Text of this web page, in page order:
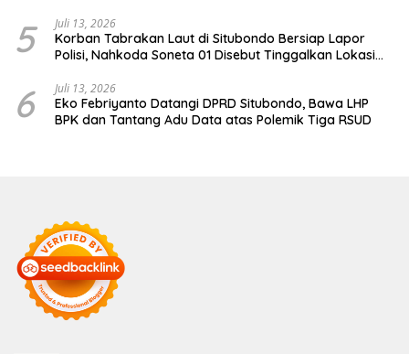
5 Juli 13, 2026
Korban Tabrakan Laut di Situbondo Bersiap Lapor
Polisi, Nahkoda Soneta 01 Disebut Tinggalkan Lokasi
6 Juli 13, 2026
Eko Febriyanto Datangi DPRD Situbondo, Bawa LHP
BPK dan Tantang Adu Data atas Polemik Tiga RSUD